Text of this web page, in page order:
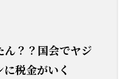
ん？？国会でヤジ
税金がいく